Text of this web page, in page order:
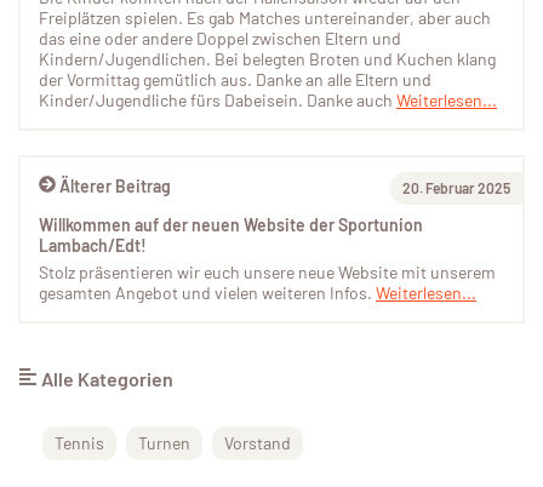
Älterer Beitrag 20. Februar 2025
Willkommen auf der neuen Website der Sportunion
Lambach/Edt!
Stolz präsentieren wir euch unsere neue Website mit unserem
gesamten Angebot und vielen weiteren Infos. Weiterlesen...
Freiplätzen spielen. Es gab Matches untereinander, aber auch
das eine oder andere Doppel zwischen Eltern und
Kindern/Jugendlichen. Bei belegten Broten und Kuchen klang
der Vormittag gemütlich aus. Danke an alle Eltern und
Kinder/Jugendliche fürs Dabeisein. Danke auch Weiterlesen...
Alle Kategorien
Tennis Turnen Vorstand